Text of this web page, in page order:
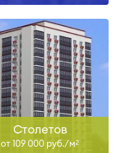
Столетов
от 109 000 руб./м2